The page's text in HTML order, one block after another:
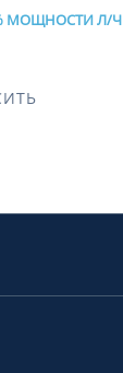
МОЩНОСТИ Л/Ч